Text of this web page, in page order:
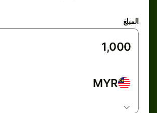
المبلغ
MYR